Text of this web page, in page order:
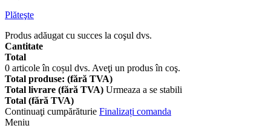
Plăteşte
Produs adăugat cu succes la coşul dvs.
Cantitate
Total
0 articole în coșul dvs. Aveţi un produs în coş.
Total produse: (fără TVA)
Total livrare (fără TVA) Urmeaza a se stabili
Total (fără TVA)
Continuaţi cumpărăturie Finalizați comanda
Meniu